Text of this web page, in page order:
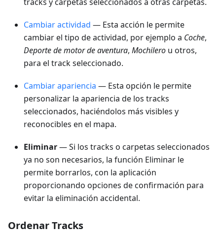
Cambiar actividad — Esta acción le permite
cambiar el tipo de actividad, por ejemplo a Coche,
Deporte de motor de aventura, Mochilero u otros,
para el track seleccionado.
Cambiar apariencia — Esta opción le permite
personalizar la apariencia de los tracks
seleccionados, haciéndolos más visibles y
reconocibles en el mapa.
Eliminar— Si los tracks o carpetas seleccionados
ya no son necesarios, la función Eliminar le
permite borrarlos, con la aplicación
proporcionando opciones de confirmación para
evitar la eliminación accidental.
Ordenar Tracks